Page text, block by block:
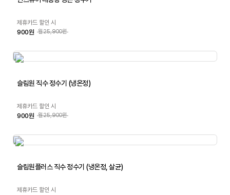
제휴카드 할인 시
900원 월25,900원
슬림원 직수 정수기 (냉온정)
제휴카드 할인 시
900원 월25,900원
슬림원플러스 직수 정수기 (냉온정, 살균)
제휴카드 할인 시